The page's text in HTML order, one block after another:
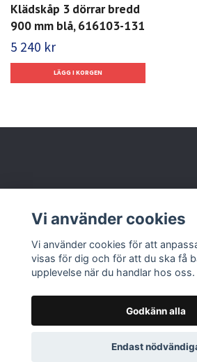
Klädskåp 3 dörrar bredd
900 mm blå, 616103-131
5 240 kr
Läs mer
© 2026 Nolbox AB
Vi använder cookies
Vi använder cookies för att
visas för dig och för att du ska få
upplevelse när du handlar hos oss.
Godkänn alla
Endast